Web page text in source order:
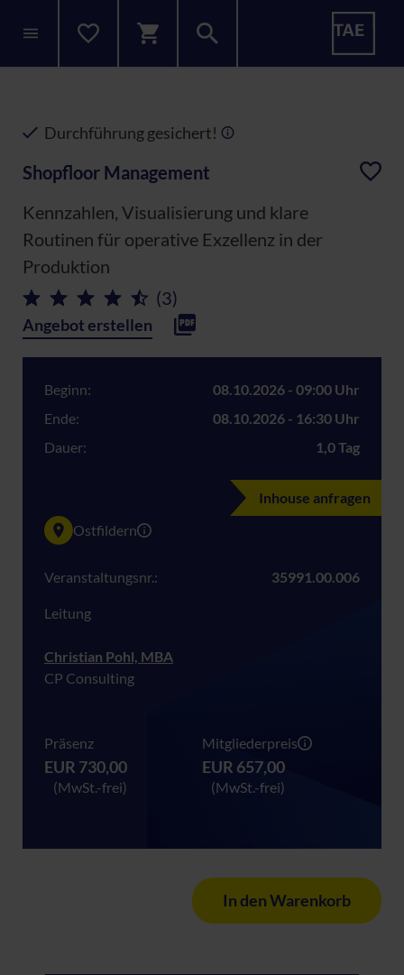
Durchführung gesichert!
Shopfloor Management
Kennzahlen, Visualisierung und klare
Routinen für operative Exzellenz in der
Produktion
(3)
Angebot erstellen
Beginn:
08.10.2026 - 09:00 Uhr
Ende:
08.10.2026 - 16:30 Uhr
Dauer:
1,0 Tag
Inhouse anfragen
Ostfildern
Veranstaltungsnr.: 35991.00.006
Leitung
Christian Pohl, MBA
CP Consulting
Präsenz
EUR 730,00
(MwSt.-frei)
Mitgliederpreis
EUR 657,00
(MwSt.-frei)
In den Warenkorb